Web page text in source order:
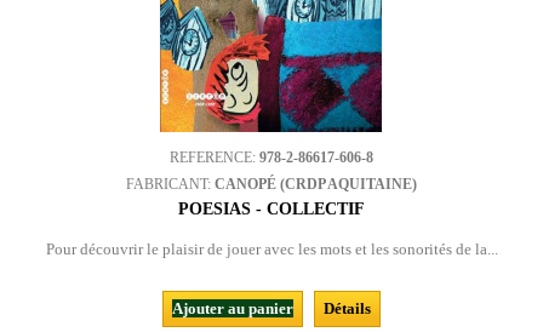
REFERENCE: 978-2-86617-606-8
FABRICANT: CANOPÉ (CRDP AQUITAINE)
POESIAS - COLLECTIF
Pour découvrir le plaisir de jouer avec les mots et les sonorités de la...
Ajouter au panier
Détails